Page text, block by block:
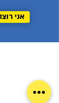
אני